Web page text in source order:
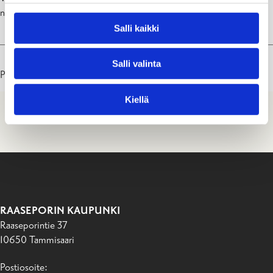
Salli kaikki
Salli valinta
Kiellä
niillä on oltava jonkinlainen kunnallinen jätehuoltopalvelu.
Päivitetty: 10.04.26
RAASEPORIN KAUPUNKI
Raaseporintie 37
10650 Tammisaari
Postiosoite: